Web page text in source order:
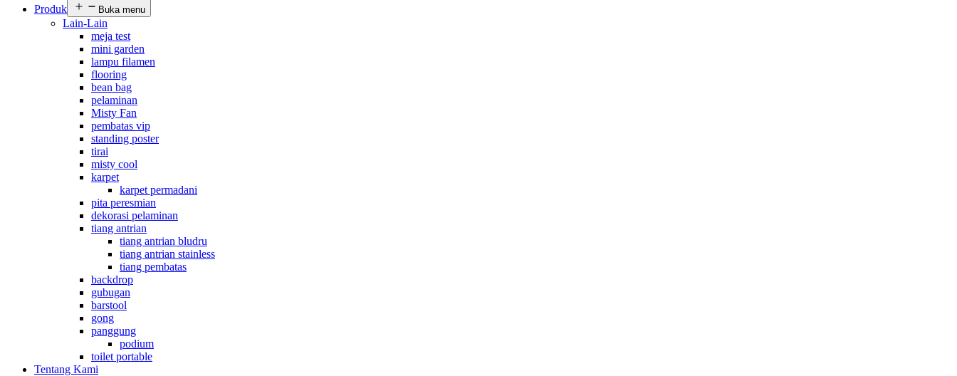
Produk
Buka menu
Lain-Lain
meja test
mini garden
lampu filamen
flooring
bean bag
pelaminan
Misty Fan
pembatas vip
standing poster
tirai
misty cool
karpet
karpet permadani
pita peresmian
dekorasi pelaminan
tiang antrian
tiang antrian bludru
tiang antrian stainless
tiang pembatas
backdrop
gubugan
barstool
gong
panggung
podium
toilet portable
Tentang Kami